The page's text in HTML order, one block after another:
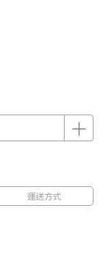
運送方式